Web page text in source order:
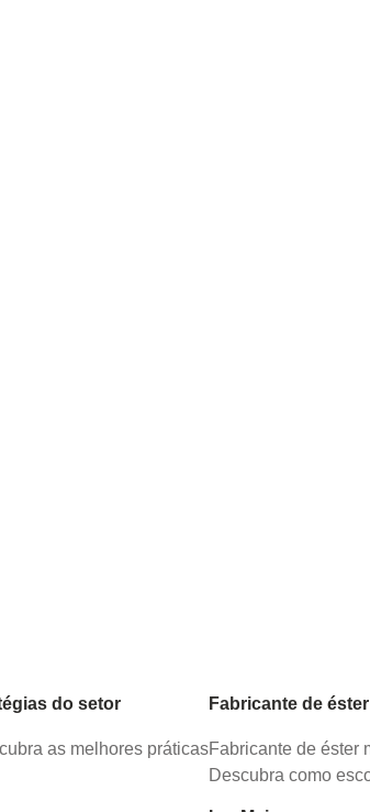
do setor
as melhores práticas
Fabricante de
Fabricante de éster
Descubra como